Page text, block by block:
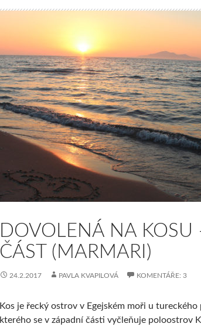
DOVOLENÁ NA KOSU
ČÁST (MARMARI)
24.2.2017 PAVLA KVAPILOVÁ KOMENTÁŘE: 3
Kos je řecký ostrov v Egejském moři u tureckého
kterého se v západní části vyčleňuje poloostrov